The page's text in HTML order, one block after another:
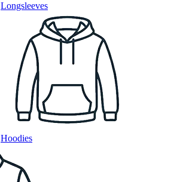
Longsleeves
Hoodies